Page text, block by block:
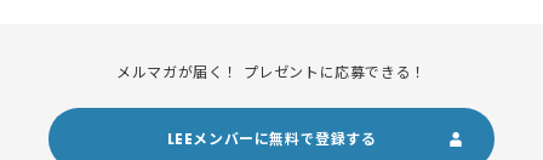
メルマガが届く！ プレゼントに応募できる！
LEEメンバーに無料で登録する